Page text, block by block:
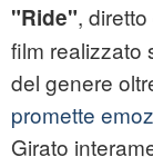
"Ride",
film realizzato
del genere
promette
Girato